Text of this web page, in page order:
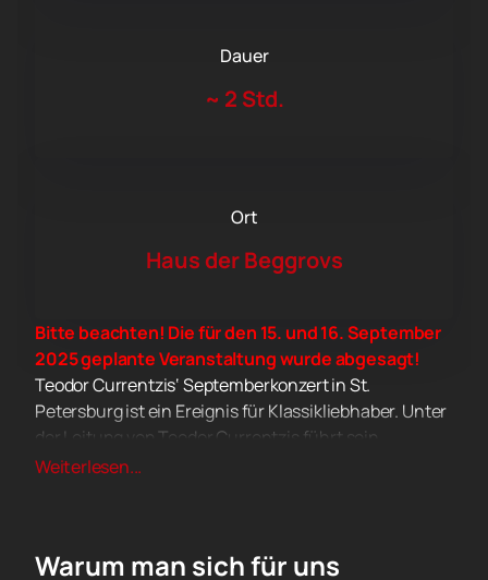
Dauer
~ 2 Std.
Ort
Haus der Beggrovs
Bitte beachten! Die für den 15. und 16. September
2025 geplante Veranstaltung wurde abgesagt!
Teodor Currentzis‘ Septemberkonzert in St.
Petersburg ist ein Ereignis für Klassikliebhaber. Unter
der Leitung von Teodor Currentzis führt sein
musicAeterna-Sinfonieorchester eine konzertante
musicAeterna Dance auf.
Weiterlesen...
Warum man sich für uns